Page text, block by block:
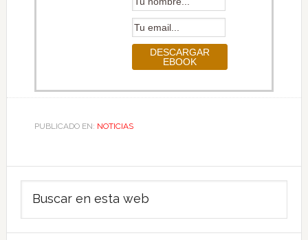
PUBLICADO EN: NOTICIAS
Barra
lateral
principal